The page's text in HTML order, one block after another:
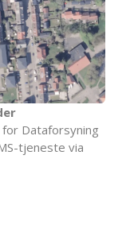
Dataforsyning
tjeneste via